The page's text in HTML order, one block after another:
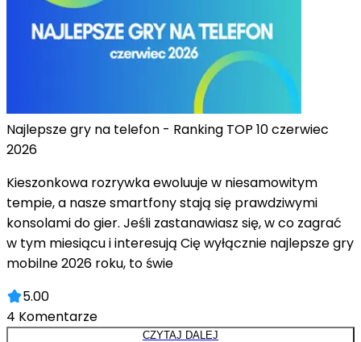
Najlepsze gry na telefon - Ranking TOP 10 czerwiec
2026
Kieszonkowa rozrywka ewoluuje w niesamowitym
tempie, a nasze smartfony stają się prawdziwymi
konsolami do gier. Jeśli zastanawiasz się, w co zagrać
w tym miesiącu i interesują Cię wyłącznie najlepsze gry
mobilne 2026 roku, to świe
5.00
4 Komentarze
CZYTAJ DALEJ